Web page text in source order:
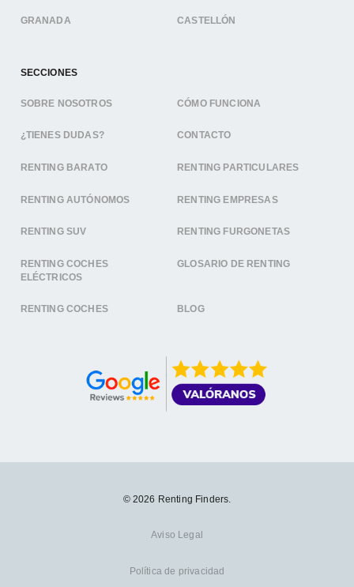
GRANADA CASTELLÓN
SECCIONES
SOBRE NOSOTROS CÓMO FUNCIONA
¿TIENES DUDAS? CONTACTO
RENTING BARATO RENTING PARTICULARES
RENTING AUTÓNOMOS RENTING EMPRESAS
RENTING SUV RENTING FURGONETAS
RENTING COCHES
ELÉCTRICOS
GLOSARIO DE RENTING
RENTING COCHES BLOG
© 2026 Renting Finders.
Aviso Legal
Política de privacidad